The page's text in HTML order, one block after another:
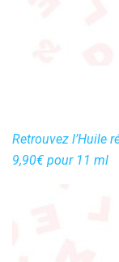
Retrouvez l’Huile
9,90€ pour 11 ml